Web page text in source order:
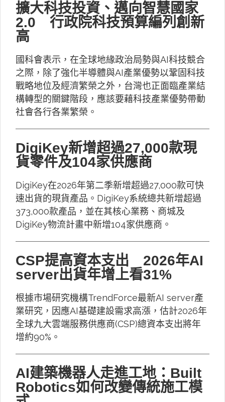
擴大科技投資、邁向智慧國家
2.0 行政院科技預算編列創新
高
國科會表示，在全球地緣政治局勢與AI科技競合
之際，除了強化半導體與AI產業優勢以鞏固科技
戰略地位及經濟繁榮之外，台灣也正面臨產業結
構轉型的關鍵階段，應該要藉科技產業優勢帶動
社會各行各業繁榮。
DigiKey新增超過27,000款現
貨零件及104家供應商
DigiKey在2026年第二季新增超過27,000款可快
速出貨的現貨產品。DigiKey系統總共新增超過
373,000款產品，並在其核心業務、商城及
DigiKey物流計畫中新增104家供應商。
CSP提高資本支出 2026年AI
server出貨年增上看31%
根據市場研究機構TrendForce最新AI server產
業研究，因應AI基礎建設需求高漲，估計2026年
全球九大雲端服務供應商(CSP)總資本支出將年
增約90%。
AI建築機器人走進工地：Built
Robotics如何改變傳統施工模